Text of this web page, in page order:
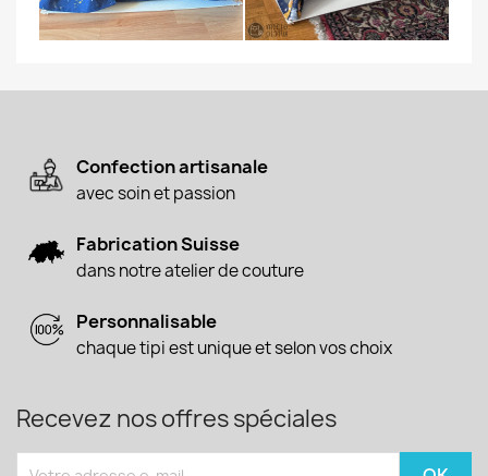
Confection artisanale
avec soin et passion
Fabrication Suisse
dans notre atelier de couture
Personnalisable
chaque tipi est unique et selon vos choix
Recevez nos offres spéciales